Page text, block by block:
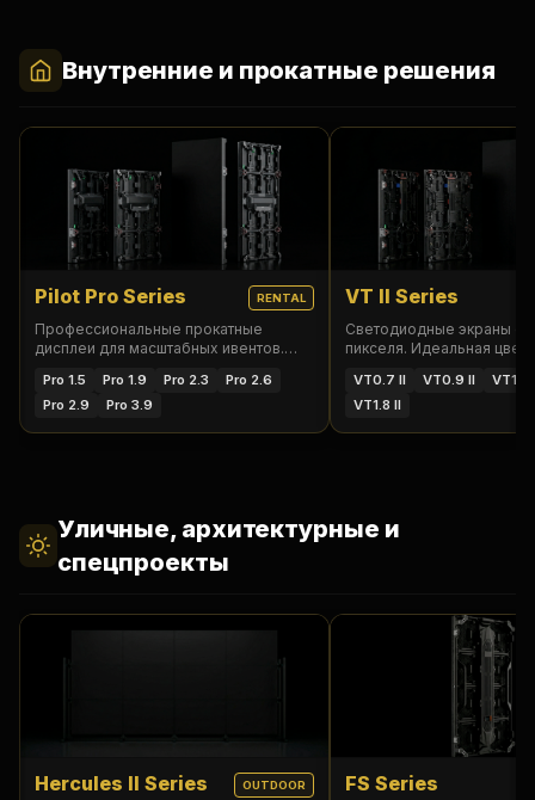
Внутренние и прокатные решения
Pilot Pro Series RENTAL
Профессиональные прокатные
дисплеи для масштабных ивентов.
кабинеты.
Pro 1.5 Pro 1.9 Pro 2.3
Pro 2.6
Pro 2.9
Pro 3.9
VT II Series
Светодиодные экраны с
пикселя. Идеальная
VT0.7 II VT0.9 II
VT1.2
VT1.8 II
Уличные, архитектурные и
спецпроекты
Hercules II Series OUTDOOR FS Series